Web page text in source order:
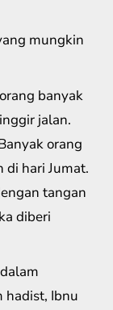
mungkin
banyak
jalan.
orang
di hari Jumat.
tangan
diberi
hadist, Ibnu